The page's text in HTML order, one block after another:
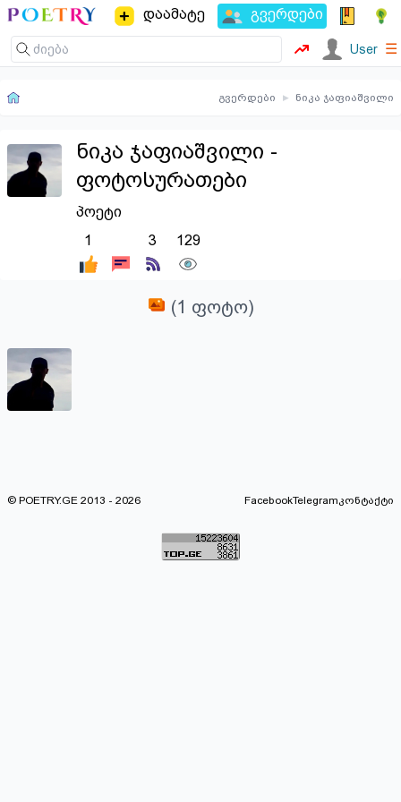
დაამატე გვერდები
User ☰
გვერდები ▸ ნიკა ჯაფიაშვილი
ნიკა ჯაფიაშვილი -
ფოტოსურათები
პოეტი
1
3 129
(1 ფოტო)
© POETRY.GE 2013 - 2026 FacebookTelegramკონტაქტი